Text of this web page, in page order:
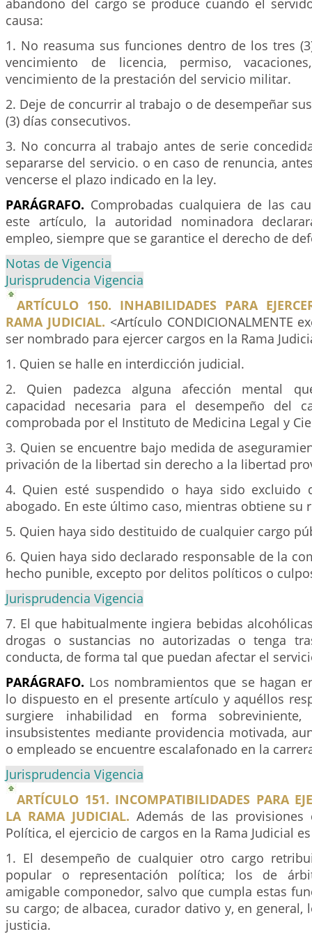
abandono del cargo se produce cuando el
causa:
1. No reasuma sus funciones dentro de los tres
vencimiento de licencia, permiso,
vencimiento de la prestación del servicio militar.
2. Deje de concurrir al trabajo o de desempeñar
(3) días consecutivos.
3. No concurra al trabajo antes de serie
separarse del servicio. o en caso de renuncia,
vencerse el plazo indicado en la ley.
PARÁGRAFO. Comprobadas cualquiera de las
este artículo, la autoridad nominadora
empleo, siempre que se garantice el derecho de
Notas de Vigencia
Jurisprudencia Vigencia
ARTÍCULO 150. INHABILIDADES PARA
RAMA JUDICIAL. <Artículo CONDICIONALMENTE
ser nombrado para ejercer cargos en la Rama
1. Quien se halle en interdicción judicial.
2. Quien padezca alguna afección mental
capacidad necesaria para el desempeño del
comprobada por el Instituto de Medicina Legal y
3. Quien se encuentre bajo medida de
privación de la libertad sin derecho a la libertad
4. Quien esté suspendido o haya sido excluido
abogado. En este último caso, mientras obtiene su
5. Quien haya sido destituido de cualquier cargo
6. Quien haya sido declarado responsable de la
hecho punible, excepto por delitos políticos o
Jurisprudencia Vigencia
7. El que habitualmente ingiera bebidas
drogas o sustancias no autorizadas o tenga
conducta, de forma tal que puedan afectar el
PARÁGRAFO. Los nombramientos que se hagan
lo dispuesto en el presente artículo y aquéllos
surgiere inhabilidad en forma sobreviniente,
insubsistentes mediante providencia motivada,
o empleado se encuentre escalafonado en la
Jurisprudencia Vigencia
ARTÍCULO 151. INCOMPATIBILIDADES PARA
LA RAMA JUDICIAL. Además de las
Política, el ejercicio de cargos en la Rama Judicial
1. El desempeño de cualquier otro cargo
popular o representación política; los de
amigable componedor, salvo que cumpla estas
su cargo; de albacea, curador dativo y, en general,
justicia.